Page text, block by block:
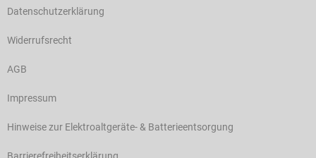
Datenschutzerklärung
Widerrufsrecht
AGB
Impressum
Hinweise zur Elektroaltgeräte- & Batterieentsorgung